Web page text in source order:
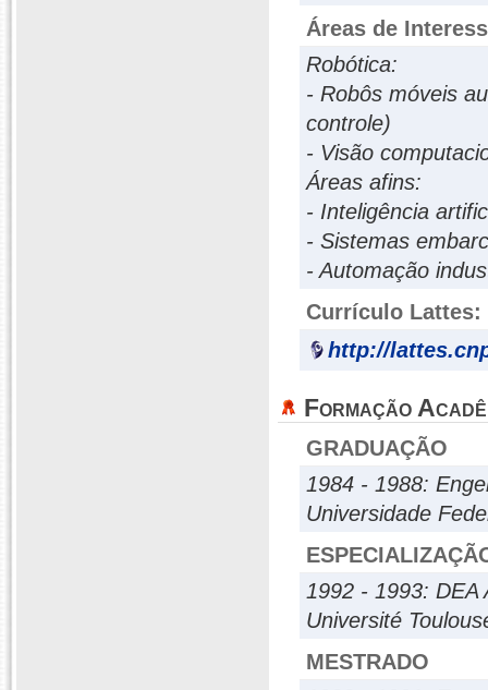
Áreas de
Robótica:
- Robôs móveis
controle)
- Visão
Áreas afins:
- Inteligência
- Sistemas
- Automação
Currículo Lattes:
http://
Formação
GRADUAÇÃO
1984 - 1988:
Universidade
1992 - 1993: DEA
Université
MESTRADO